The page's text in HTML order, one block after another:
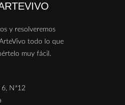
y resolveremos
todo lo que
muy fácil.
6, Nª12